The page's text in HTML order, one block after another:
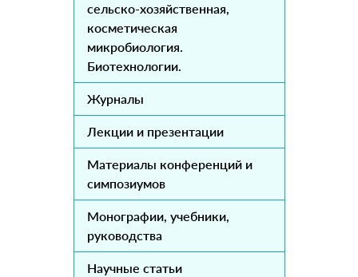
сельско-хозяйственная,
косметическая
микробиология.
Биотехнологии.
Журналы
Лекции и презентации
Материалы конференций и
симпозиумов
Монографии, учебники,
руководства
Научные статьи